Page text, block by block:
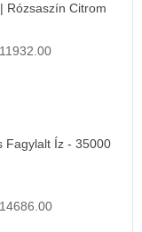
Rózsaszín Citrom
Fagylalt Íz - 35000